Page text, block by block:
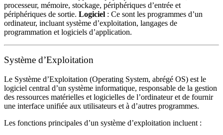
processeur, mémoire, stockage, périphériques d’entrée et
périphériques de sortie. Logiciel : Ce sont les programmes d’un
ordinateur, incluant système d’exploitation, langages de
programmation et logiciels d’application.
Système d’Exploitation
Le Système d’Exploitation (Operating System, abrégé OS) est le
logiciel central d’un système informatique, responsable de la gestion
des ressources matérielles et logicielles de l’ordinateur et de fournir
une interface unifiée aux utilisateurs et à d’autres programmes.
Les fonctions principales d’un système d’exploitation incluent :